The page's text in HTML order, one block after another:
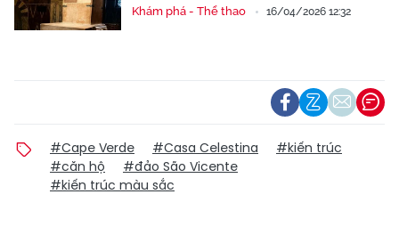
Khám phá - Thể thao 16/04/2026 12:32
#Cape Verde #Casa Celestina
#kiến trúc
#căn hộ
#đảo São Vicente
#kiến trúc màu sắc